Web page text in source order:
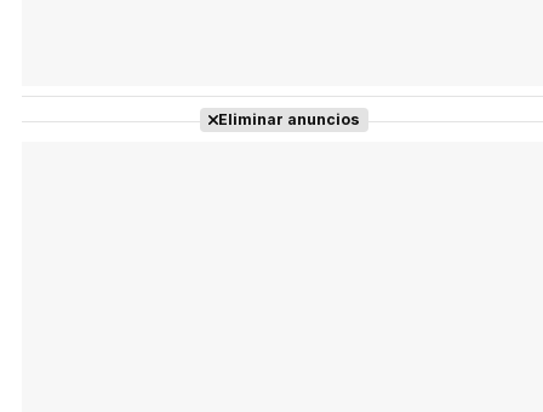
Eliminar anuncios